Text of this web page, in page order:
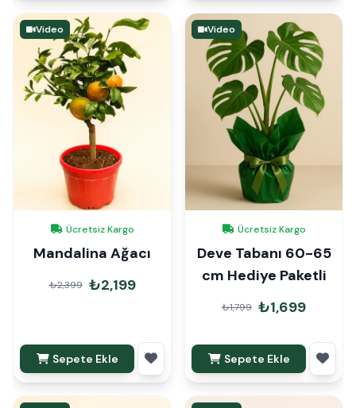
Video
Ücretsiz Kargo
Mandalina Ağacı
₺2,399 ₺2,199
Sepete Ekle
Video
Ücretsiz Kargo
Deve Tabanı 60-65
cm Hediye Paketli
₺1,799 ₺1,699
Sepete Ekle